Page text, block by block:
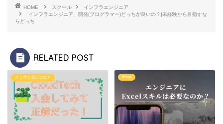
HOME スクール
インフラエンジニア
インフラエンジニア、開発(プログラマー)どっちが良いの？|未経験から目指すな
らどっち
RELATED POST
クラウドエンジニア Excel